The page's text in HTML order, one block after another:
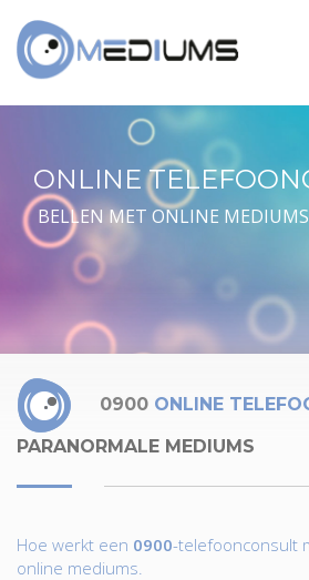
ONLINE
BELLEN MET ONLINE MEDIUMS
0900 ONLINE
PARANORMALE MEDIUMS
Hoe werkt een 0900-telefoonconsult
online mediums.